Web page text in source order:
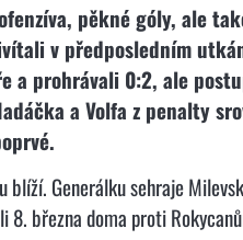
ofenzíva, pěkné góly, ale
v předposledním
a prohrávali 0:2, ale
a Volfa z penalty
blíží. Generálku sehraje
8. března doma proti